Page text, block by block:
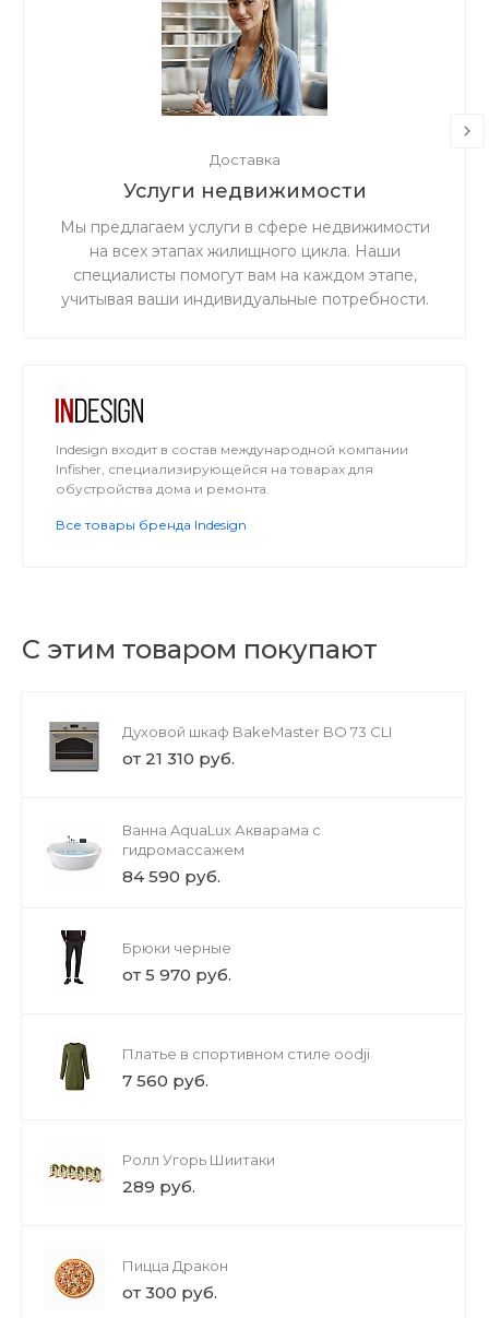
Доставка
Услуги недвижимости
Мы предлагаем услуги в сфере недвижимости
на всех этапах жилищного цикла. Наши
специалисты помогут вам на каждом этапе,
учитывая ваши индивидуальные потребности.
Indesign входит в состав международной компании
Infisher, специализирующейся на товарах для
обустройства дома и ремонта.
Все товары бренда Indesign
С этим товаром покупают
Духовой шкаф BakeMaster BO 73 CLI
от 21 310 руб.
Ванна AquaLux Акварама с
гидромассажем
84 590 руб.
Брюки черные
от 5 970 руб.
Платье в спортивном стиле oodji
7 560 руб.
Ролл Угорь Шиитаки
289 руб.
Пицца Дракон
от 300 руб.